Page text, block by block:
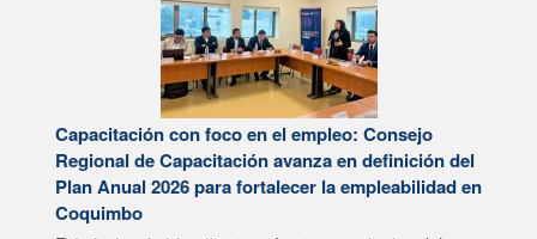
Capacitación con foco en el empleo: Consejo
Regional de Capacitación avanza en definición del
Plan Anual 2026 para fortalecer la empleabilidad en
Coquimbo